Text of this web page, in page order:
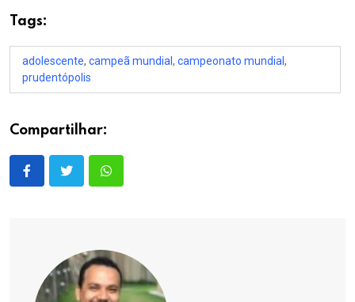
Tags:
adolescente, campeã mundial, campeonato mundial,
prudentópolis
Compartilhar: